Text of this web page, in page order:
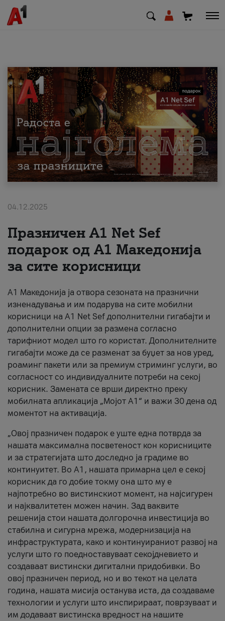
МК EN SQ
Приватни Деловни
Поддршка
Надополни кредит
За нас
#ПодобарОнлајн
04.12.2025
Празничен A1 Net Sеf
подарок од А1 Македонија
за сите корисници
А1 Македонија ја отвора сезоната на празнични
изненадувања и им подарува на сите мобилни
корисници на A1 Net Sef дополнителни гигабајти и
дополнителни опции за размена согласно
тарифниот модел што го користат. Дополнителните
гигабајти може да се разменат за буџет за нов уред,
роаминг пакети или за премиум стриминг услуги, во
согласност со индивидуалните потреби на секој
корисник. Замената се врши директно преку
мобилната апликација „Мојот А1“ и важи 30 дена од
моментот на активација.
„Овој празничен подарок е уште една потврда за
нашата максимална посветеност кон корисниците
и за стратегијата што доследно ја градиме во
континуитет. Во А1, нашата примарна цел е секој
корисник да го добие токму она што му е
најпотребно во вистинскиот момент, на најсигурен
и најквалитетен можен начин. Зад ваквите
решенија стои нашата долгорочна инвестиција во
стабилна и сигурна мрежа, модернизација на
инфраструктурата, како и континуираниот развој на
услуги што го поедноставуваат секојдневието и
создаваат вистински дигитални придобивки. Во
овој празничен период, но и во текот на целата
година, нашата мисија останува иста, да создаваме
технологии и услуги што инспирираат, поврзуваат и
им додаваат вистинска вредност на нашите